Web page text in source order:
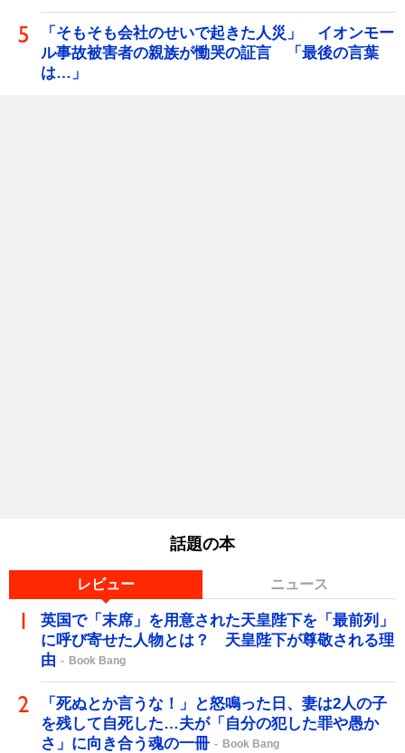
「そもそも会社のせいで起きた人災」 イオンモー
ル事故被害者の親族が慟哭の証言 「最後の言葉
は…」
話題の本
レビュー ニュース
英国で「末席」を用意された天皇陛下を「最前列」
に呼び寄せた人物とは？ 天皇陛下が尊敬される理
由
Book Bang
「死ぬとか言うな！」と怒鳴った日、妻は2人の子
を残して自死した…夫が「自分の犯した罪や愚か
さ」に向き合う魂の一冊
Book Bang